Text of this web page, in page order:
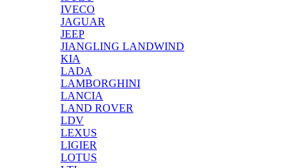
IVECO
JAGUAR
JEEP
JIANGLING LANDWIND
KIA
LADA
LAMBORGHINI
LANCIA
LAND ROVER
LDV
LEXUS
LIGIER
LOTUS